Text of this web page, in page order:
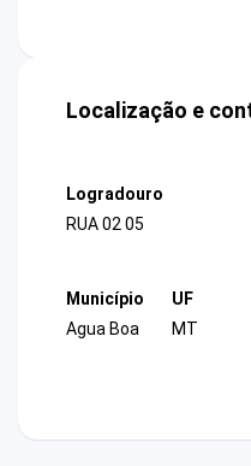
Localização e
Logradouro
RUA 02 05
Município
Agua Boa
UF
MT